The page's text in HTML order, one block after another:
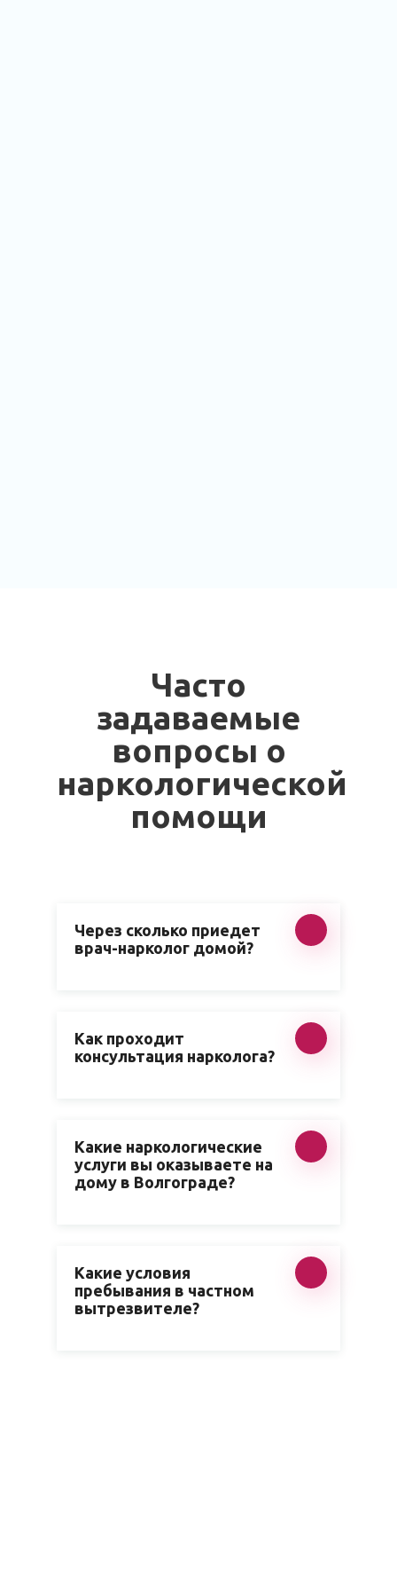
Часто
задаваемые
вопросы о
наркологической
помощи
Через сколько приедет
врач-нарколог домой?
Как проходит
консультация нарколога?
Какие наркологические
услуги вы оказываете на
дому в Волгограде?
Какие условия
пребывания в частном
вытрезвителе?